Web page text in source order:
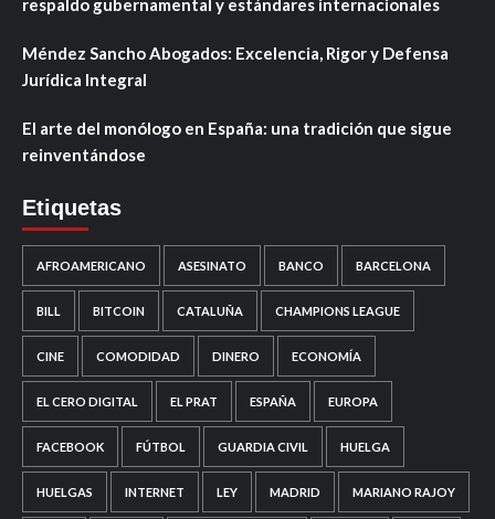
respaldo gubernamental y estándares internacionales
Méndez Sancho Abogados: Excelencia, Rigor y Defensa
Jurídica Integral
El arte del monólogo en España: una tradición que sigue
reinventándose
Etiquetas
AFROAMERICANO ASESINATO BANCO BARCELONA
BILL BITCOIN CATALUÑA CHAMPIONS LEAGUE
CINE COMODIDAD DINERO ECONOMÍA
EL CERO DIGITAL EL PRAT ESPAÑA EUROPA
FACEBOOK FÚTBOL GUARDIA CIVIL HUELGA
HUELGAS INTERNET LEY MADRID MARIANO RAJOY